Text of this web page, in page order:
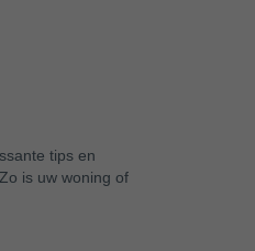
tips en
is uw woning of